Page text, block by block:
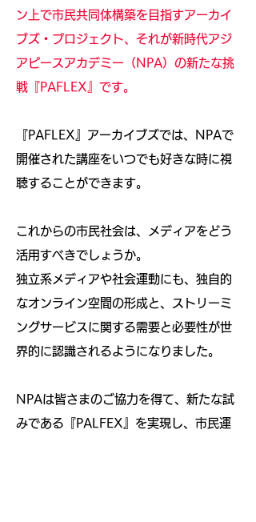
ン上で市民共同体構築を目指すアーカイ
ブズ・プロジェクト、それが新時代アジ
アピースアカデミー（NPA）の新たな挑
戦『PAFLEX』です。
『PAFLEX』アーカイブズでは、NPAで
開催された講座をいつでも好きな時に視
聴することができます。
これからの市民社会は、メディアをどう
活用すべきでしょうか。
独立系メディアや社会運動にも、独自的
なオンライン空間の形成と、ストリーミ
ングサービスに関する需要と必要性が世
界的に認識されるようになりました。
NPAは皆さまのご協力を得て、新たな試
みである『PALFEX』を実現し、市民運